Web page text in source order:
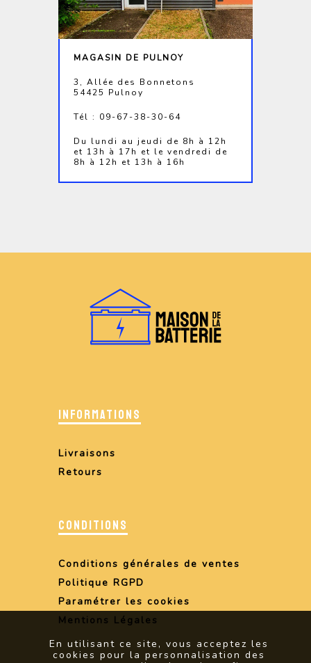
MAGASIN DE PULNOY
3, Allée des Bonnetons
54425 Pulnoy
Tél : 09-67-38-30-64
Du lundi au jeudi de 8h à 12h
et 13h à 17h et le vendredi de
8h à 12h et 13h à 16h
INFORMATIONS
Livraisons
Retours
CONDITIONS
Conditions générales de ventes
Politique RGPD
Paramétrer les cookies
Mentions Légales
En utilisant ce site, vous acceptez les
cookies pour la personnalisation des